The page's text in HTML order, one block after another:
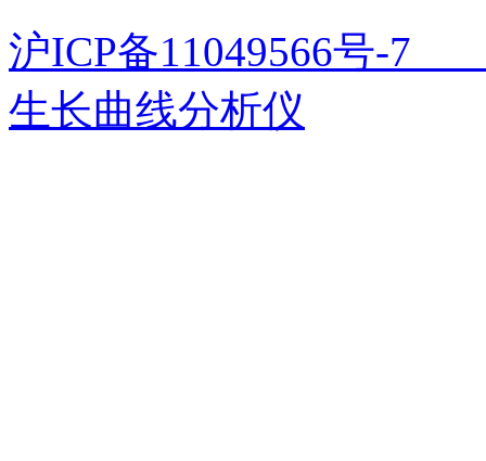
沪ICP备11049566号
生长曲线分析仪